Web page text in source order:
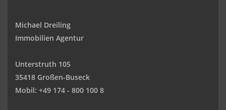
Michael Dreiling
Immobilien Agentur
Unterstruth 105
35418 Großen-Buseck
Mobil: +49 174 - 800 100 8